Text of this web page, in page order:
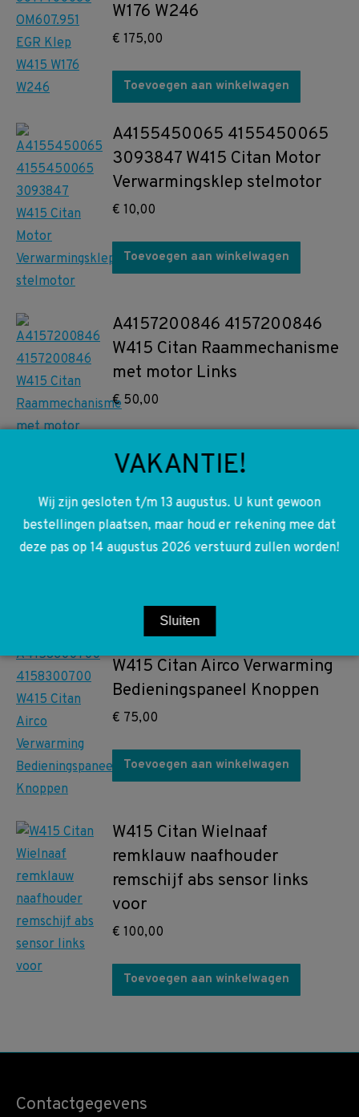
W176 W246
€ 175,00
Toevoegen aan winkelwagen
A4155450065 4155450065
3093847 W415 Citan Motor
Verwarmingsklep stelmotor
€ 10,00
Toevoegen aan winkelwagen
A4157200846 4157200846
W415 Citan Raammechanisme
met motor Links
€50,00
A4155420120 4155420120
W415 Citan Claxon
€10,00
A4158300700 4158300700
W415 Citan Airco Verwarming
Bedieningspaneel Knoppen
€ 75,00
Toevoegen aan winkelwagen
W415 Citan Wielnaaf
remklauw naafhouder
remschijf abs sensor links
voor
€ 100,00
Toevoegen aan winkelwagen
Contactgegevens
VAKANTIE!
Wij zijn gesloten t/m 13 augustus. U kunt gewoon
bestellingen plaatsen, maar houd er rekening mee dat
deze pas op 14 augustus 2026 verstuurd zullen worden!
Sluiten